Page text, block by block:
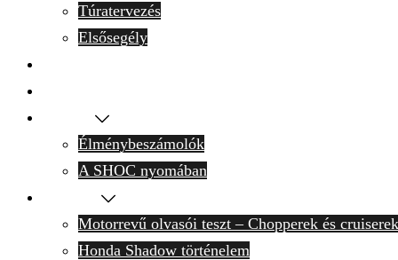
Túratervezés
Elsősegély
Élménybeszámolók
A SHOC nyomában
Motorrevű olvasói teszt – Chopperek és cruiserek
Honda Shadow történelem